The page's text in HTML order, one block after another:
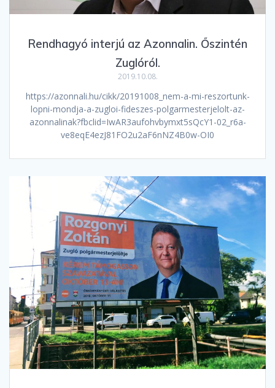
Rendhagyó interjú az Azonnalin. Őszintén
Zuglóról.
2019.10.08.
https://azonnali.hu/cikk/20191008_nem-a-mi-reszortunk-
lopni-mondja-a-zugloi-fideszes-polgarmesterjelolt-az-
azonnalinak?fbclid=IwAR3aufohvbymxt5sQcY1-02_r6a-
ve8eqE4ezJ81FO2u2aF6nNZ4B0w-OI0